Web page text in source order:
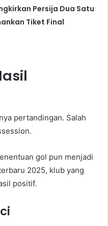
Persija Dua Satu
Tiket Final
pertandingan. Salah
gol pun menjadi
2025, klub yang
positif.